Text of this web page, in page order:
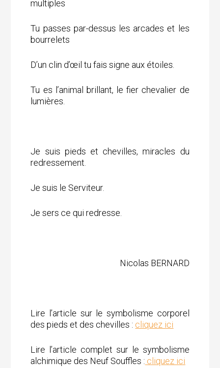
multiples
Tu passes par-dessus les arcades et les
bourrelets
D’un clin d’œil tu fais signe aux étoiles.
Tu es l’animal brillant, le fier chevalier de
lumières.
Je suis pieds et chevilles, miracles du
redressement.
Je suis le Serviteur.
Je sers ce qui redresse.
Nicolas BERNARD
Lire l’article sur le symbolisme corporel
des pieds et des chevilles : cliquez ici
Lire l’article complet sur le symbolisme
alchimique des Neuf Souffles : cliquez ici